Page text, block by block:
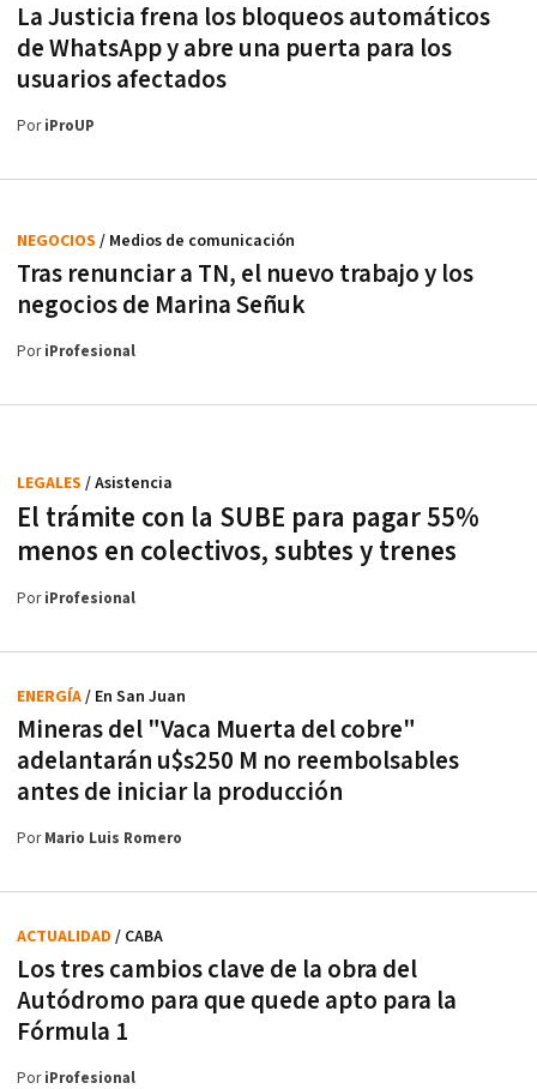
La Justicia frena los bloqueos automáticos
de WhatsApp y abre una puerta para los
usuarios afectados
PoriProUP
Tras renunciar a TN, el nuevo trabajo y los
negocios de Marina Señuk
NEGOCIOS / Medios de comunicación
PoriProfesional
El trámite con la SUBE para pagar 55%
menos en colectivos, subtes y trenes
LEGALES / Asistencia
PoriProfesional
Mineras del "Vaca Muerta del cobre"
adelantarán u$s250 M no reembolsables
antes de iniciar la producción
ENERGÍA/ En San Juan
PorMario Luis Romero
Los tres cambios clave de la obra del
Autódromo para que quede apto para la
Fórmula 1
ACTUALIDAD / CABA
PoriProfesional